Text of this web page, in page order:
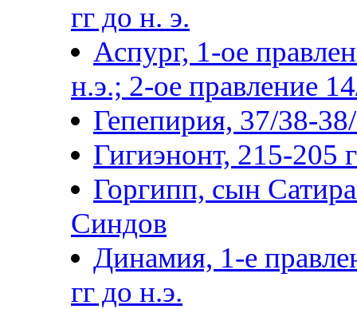
гг до н. э.
Аспург, 1-ое
н.э.; 2-ое правление
Гепепирия, 37/38-
Гигиэнонт, 215-205
Горгипп, сын
Синдов
Динамия, 1-е
гг до н.э.